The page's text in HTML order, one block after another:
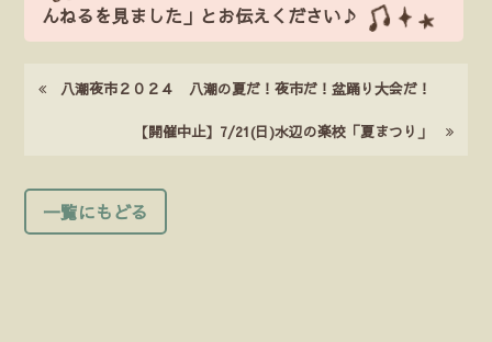
んねるを見ました」とお伝えください♪
八潮夜市２０２４ 八潮の夏だ！夜市だ！盆踊り大会だ！
【開催中止】7/21(日)水辺の楽校「夏まつり」
一覧にもどる